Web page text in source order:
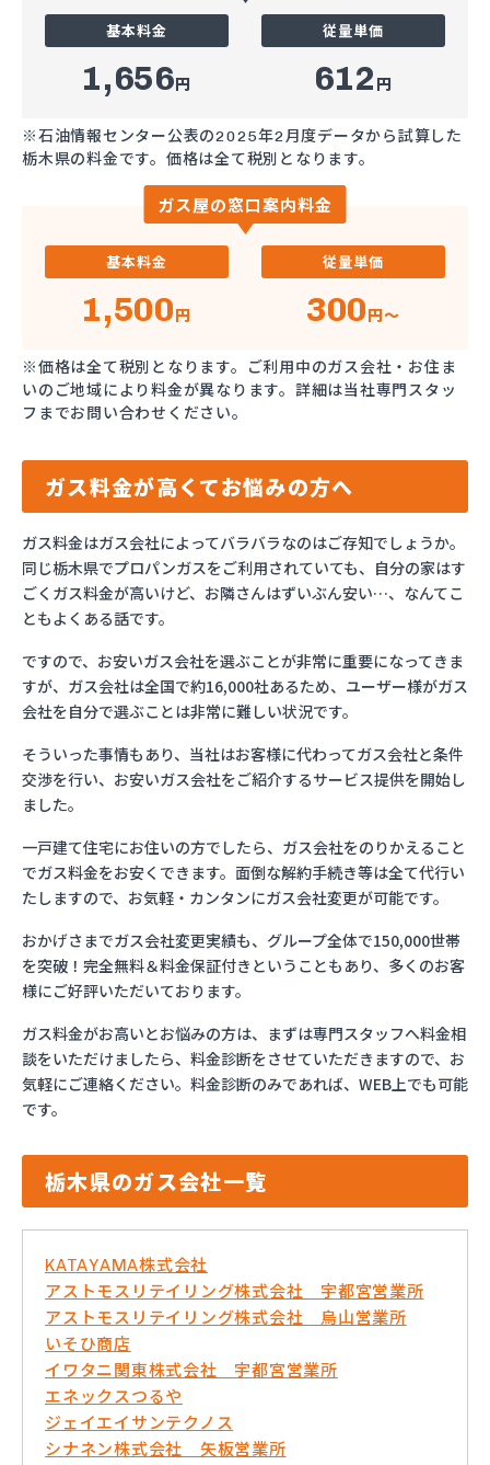
基本料金
1,656円
従量単価
612 円
※石油情報センター公表の2025年2月度データから試算した
栃木県の料金です。価格は全て税別となります。
ガス屋の窓口案内料金
基本料金
1,500円
従量単価
300円～
※価格は全て税別となります。ご利用中のガス会社・お住ま
いのご地域により料金が異なります。詳細は当社専門スタッ
フまでお問い合わせください。
ガス料金が高くてお悩みの方へ
ガス料金はガス会社によってバラバラなのはご存知でしょうか。
同じ栃木県でプロパンガスをご利用されていても、自分の家はす
ごくガス料金が高いけど、お隣さんはずいぶん安い…、なんてこ
ともよくある話です。
ですので、お安いガス会社を選ぶことが非常に重要になってきま
すが、ガス会社は全国で約16,000社あるため、ユーザー様がガス
会社を自分で選ぶことは非常に難しい状況です。
そういった事情もあり、当社はお客様に代わってガス会社と条件
交渉を行い、お安いガス会社をご紹介するサービス提供を開始し
ました。
一戸建て住宅にお住いの方でしたら、ガス会社をのりかえること
でガス料金をお安くできます。面倒な解約手続き等は全て代行い
たしますので、お気軽・カンタンにガス会社変更が可能です。
おかげさまでガス会社変更実績も、グループ全体で150,000世帯
を突破！完全無料＆料金保証付きということもあり、多くのお客
様にご好評いただいております。
ガス料金がお高いとお悩みの方は、まずは専門スタッフへ料金相
談をいただけましたら、料金診断をさせていただきますので、お
気軽にご連絡ください。料金診断のみであれば、WEB上でも可能
です。
栃木県のガス会社一覧
KATAYAMA株式会社
アストモスリテイリング株式会社 宇都宮営業所
アストモスリテイリング株式会社 烏山営業所
いそひ商店
イワタニ関東株式会社 宇都宮営業所
エネックスつるや
ジェイエイサンテクノス
シナネン株式会社 矢板営業所